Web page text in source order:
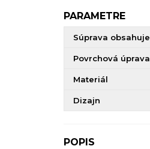
PARAMETRE
Súprava obsahuje
Povrchová úprava
Materiál
Dizajn
POPIS